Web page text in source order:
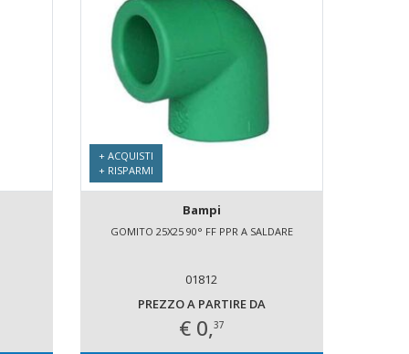
+ ACQUISTI
+ RISPARMI
Bampi
GOMITO 25X25 90° FF PPR A SALDARE
01812
PREZZO A PARTIRE DA
€ 0,37